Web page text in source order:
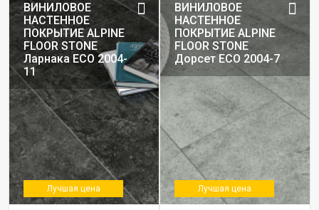
ВИНИЛОВОЕ
НАСТЕННОЕ
ПОКРЫТИЕ ALPINE
FLOOR STONE
Ларнака ЕСО 2004-
11
Лучшая цена
ВИНИЛОВОЕ
НАСТЕННОЕ
ПОКРЫТИЕ ALPINE
FLOOR STONE
Дорсет ЕСО 2004-7
Лучшая цена